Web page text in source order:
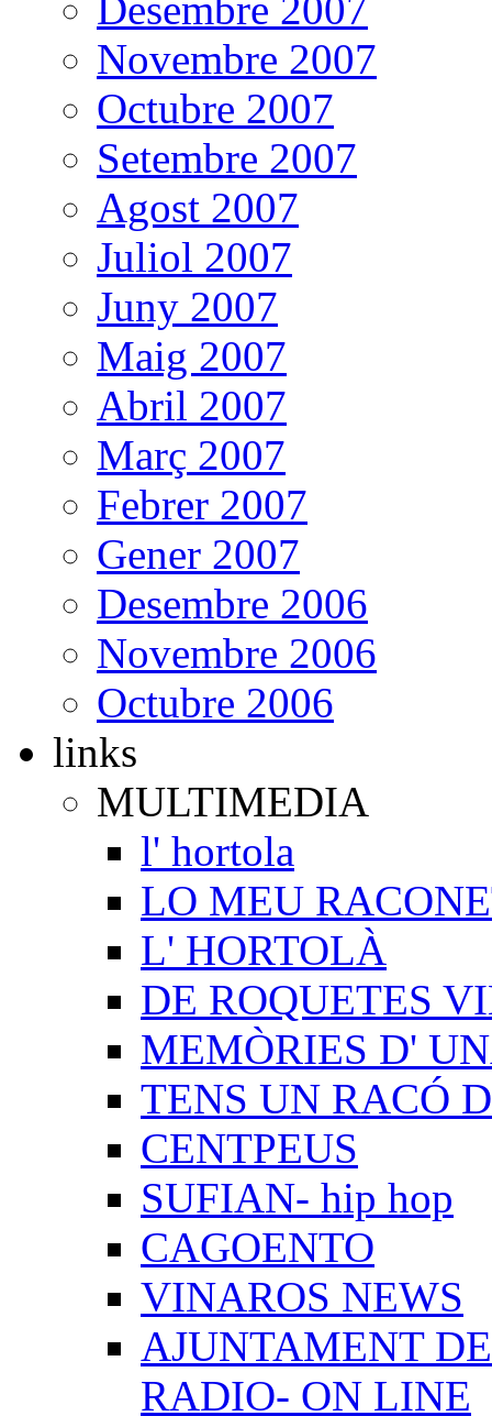
Novembre 2007
Octubre 2007
Setembre 2007
Agost 2007
Juliol 2007
Juny 2007
Maig 2007
Abril 2007
Març 2007
Febrer 2007
Gener 2007
Desembre 2006
Novembre 2006
Octubre 2006
links
MULTIMEDIA
l' hortola
LO MEU
L' HORTOLÀ
DE ROQUETES
MEMÒRIES D'
TENS UN RACÓ
CENTPEUS
SUFIAN- hip hop
CAGOENTO
VINAROS NEWS
AJUNTAMENT
RADIO- ON LINE